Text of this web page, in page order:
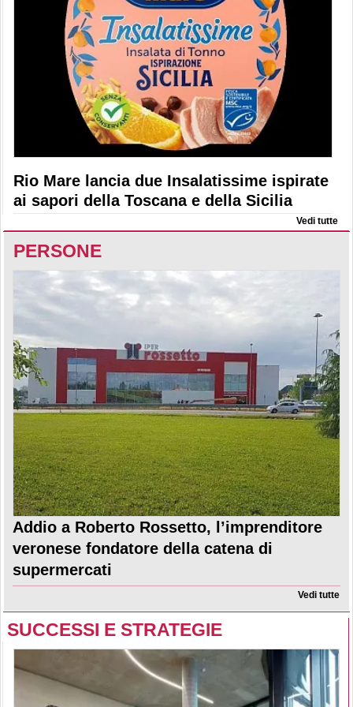
Rio Mare lancia due Insalatissime ispirate
ai sapori della Toscana e della Sicilia
Vedi tutte
PERSONE
Addio a Roberto Rossetto, l’imprenditore
veronese fondatore della catena di
supermercati
Vedi tutte
SUCCESSI E STRATEGIE